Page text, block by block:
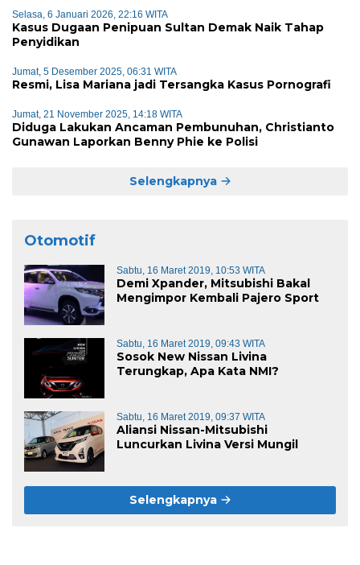
Selasa, 6 Januari 2026, 22:16 WITA
Kasus Dugaan Penipuan Sultan Demak Naik Tahap
Penyidikan
Jumat, 5 Desember 2025, 06:31 WITA
Resmi, Lisa Mariana jadi Tersangka Kasus Pornografi
Jumat, 21 November 2025, 14:18 WITA
Diduga Lakukan Ancaman Pembunuhan, Christianto
Gunawan Laporkan Benny Phie ke Polisi
Selengkapnya
Otomotif
Sabtu, 16 Maret 2019, 10:53 WITA
Demi Xpander, Mitsubishi Bakal
Mengimpor Kembali Pajero Sport
Sabtu, 16 Maret 2019, 09:43 WITA
Sosok New Nissan Livina
Terungkap, Apa Kata NMI?
Sabtu, 16 Maret 2019, 09:37 WITA
Aliansi Nissan-Mitsubishi
Luncurkan Livina Versi Mungil
Selengkapnya